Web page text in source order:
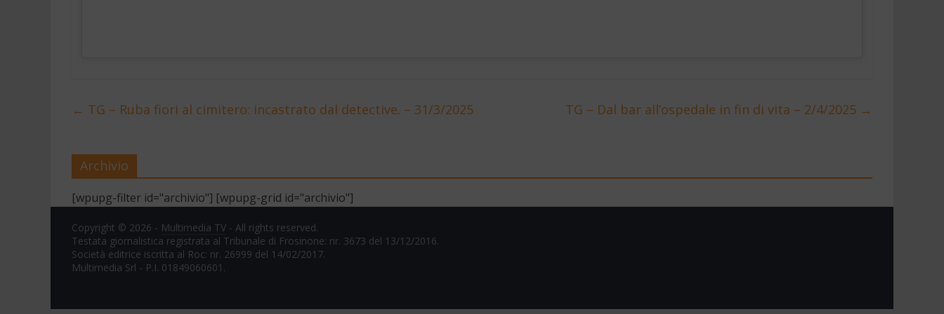
← TG – Ruba fiori al cimitero: incastrato dal detective. – 31/3/2025 TG – Dal bar all’ospedale in fin di vita – 2/4/2025 →
Archivio
[wpupg-filter id="archivio"] [wpupg-grid id="archivio"]
Copyright © 2026 - Multimedia TV - All rights reserved.
Testata giornalistica registrata al Tribunale di Frosinone: nr. 3673 del 13/12/2016.
Società editrice iscritta al Roc: nr. 26999 del 14/02/2017.
Multimedia Srl - P.I. 01849060601.